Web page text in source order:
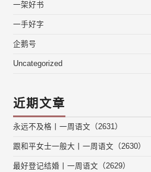
一架好书
一手好字
企鹅号
Uncategorized
近期文章
永远不及格丨一周语文（2631）
跟和平女士一般大丨一周语文（2630）
最好登记结婚丨一周语文（2629）